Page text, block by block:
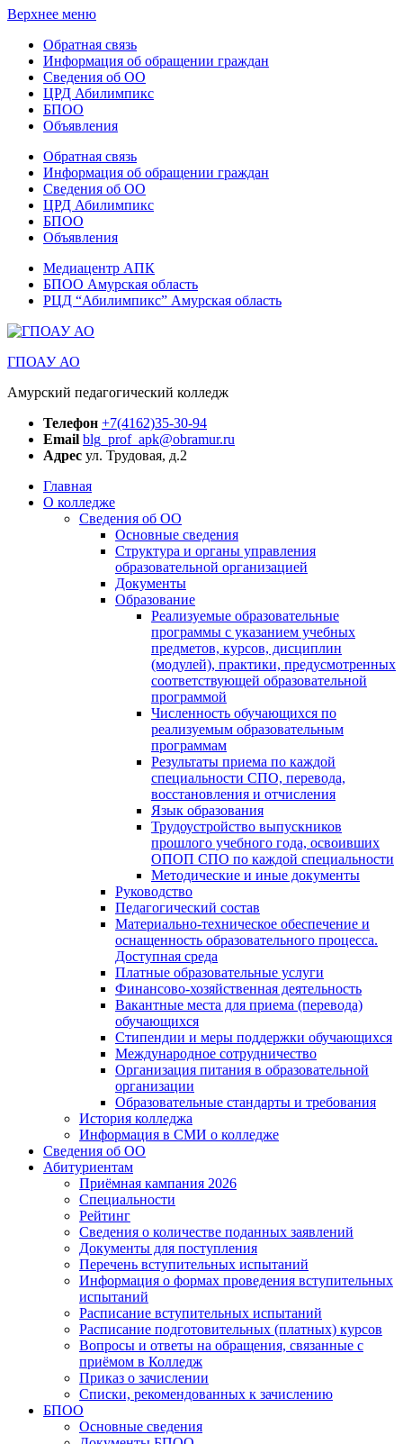
Верхнее меню
Обратная связь
Информация об обращении граждан
Сведения об ОО
ЦРД Абилимпикс
БПОО
Объявления
Обратная связь
Информация об обращении граждан
Сведения об ОО
ЦРД Абилимпикс
БПОО
Объявления
Медиацентр АПК
БПОО Амурская область
РЦД “Абилимпикс” Амурская область
ГПОАУ АО
Амурский педагогический колледж
Телефон +7(4162)35-30-94
Email blg_prof_apk@obramur.ru
Адрес ул. Трудовая, д.2
Главная
О колледже
Сведения об ОО
Основные сведения
Структура и органы управления
образовательной организацией
Документы
Образование
Реализуемые образовательные
программы с указанием учебных
предметов, курсов, дисциплин
(модулей), практики, предусмотренных
соответствующей образовательной
программой
Численность обучающихся по
реализуемым образовательным
программам
Результаты приема по каждой
специальности СПО, перевода,
восстановления и отчисления
Язык образования
Трудоустройство выпускников
прошлого учебного года, освоивших
ОПОП СПО по каждой специальности
Методические и иные документы
Руководство
Педагогический состав
Материально-техническое обеспечение и
оснащенность образовательного процесса.
Доступная среда
Платные образовательные услуги
Финансово-хозяйственная деятельность
Вакантные места для приема (перевода)
обучающихся
Стипендии и меры поддержки обучающихся
Международное сотрудничество
Организация питания в образовательной
организации
Образовательные стандарты и требования
История колледжа
Информация в СМИ о колледже
Сведения об ОО
Абитуриентам
Приёмная кампания 2026
Специальности
Рейтинг
Сведения о количестве поданных заявлений
Документы для поступления
Перечень вступительных испытаний
Информация о формах проведения вступительных
испытаний
Расписание вступительных испытаний
Расписание подготовительных (платных) курсов
Вопросы и ответы на обращения, связанные с
приёмом в Колледж
Приказ о зачислении
Списки, рекомендованных к зачислению
БПОО
Основные сведения